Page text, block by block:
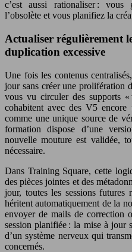
c’est aussi rationaliser :
l’obsolète et vous planifiez la
Actualiser régulièrement
duplication excessive
Une fois les contenus
jour sans créer une prolifération
vous vu circuler des supports
cohabitent avec des V5
comme une unique source de
formation dispose d’une
nouvelle mouture est validée,
nécessaire.
Dans Training Square, cette
des pièces jointes et des
jour, toutes les sessions futures
héritent automatiquement de la
envoyer de mails de correction
session planifiée : la mise à jour
d’un système nerveux qui
concernés.